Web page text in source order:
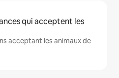
qui acceptent les
acceptant les animaux de